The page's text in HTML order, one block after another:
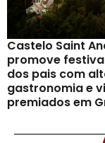
Castelo Saint
promove
dos pais com
gastronomia e
premiados em